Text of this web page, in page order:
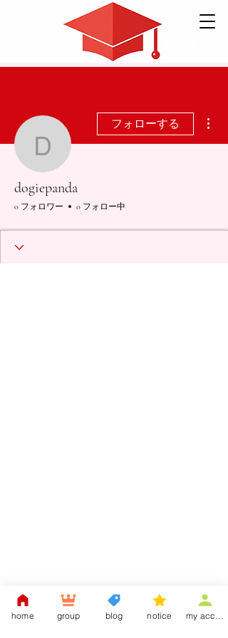
dogiepanda
フォローする
dogiepanda
0 フォロワー 0 フォロー中
home group blog notice